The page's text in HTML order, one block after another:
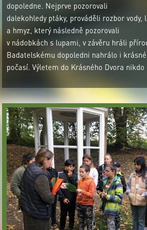
dopoledne. Nejprve pozorovali
dalekohledy ptáky, prováděli rozbor
a hmyz, který následně pozorovali
v nádobkách s lupami, v závěru hráli
Badatelskému dopoledni nahrálo i krásné
počasí. Výletem do Krásného Dvora